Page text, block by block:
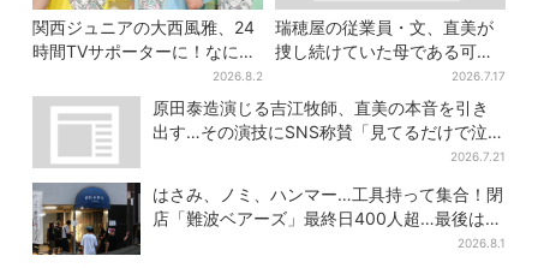
関西ジュニアの大西風雅、24
時間TVサポーターに！なにわ
男子・藤原丈一郎からの応援
メッセージを告白
2026.8.2
瑞穂屋の従業員・文、直美が
捜し続けていた母である可能
性が浮上？ SNS驚き「灯台下
暗しすぎる」
2026.7.17
原田泰造演じる吉江牧師、直美の本音を引き
出す…その演技にSNS称賛「見てるだけで泣け
2026.7.21
はさみ、ノミ、ハンマー…工具持って集合！閉
店「難波ベアーズ」最終日400人超…最後は
2026.8.1